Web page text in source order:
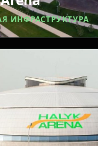
ИНФРАСТРУКТУРА